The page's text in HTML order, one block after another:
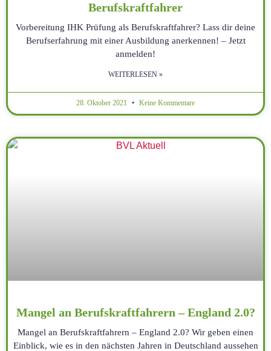
Berufskraftfahrer
Vorbereitung IHK Prüfung als Berufskraftfahrer? Lass dir deine
Berufserfahrung mit einer Ausbildung anerkennen! – Jetzt
anmelden!
WEITERLESEN »
28. Oktober 2021 Keine Kommentare
Mangel an Berufskraftfahrern – England 2.0?
Mangel an Berufskraftfahrern – England 2.0? Wir geben einen
Einblick, wie es in den nächsten Jahren in Deutschland aussehen